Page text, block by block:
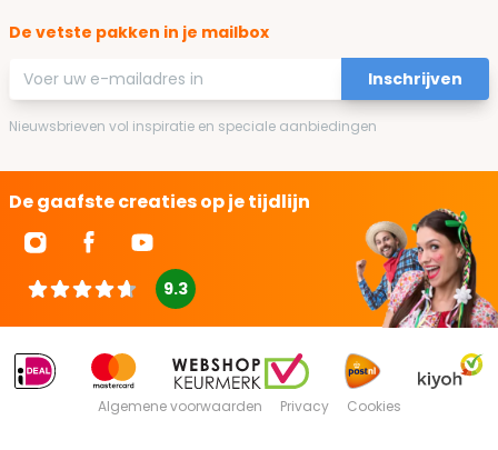
De vetste pakken in je mailbox
E-mailadres
Inschrijven
Nieuwsbrieven vol inspiratie en speciale aanbiedingen
De gaafste creaties op je tijdlijn
9.3
Algemene voorwaarden Privacy Cookies